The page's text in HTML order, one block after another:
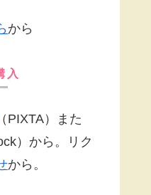
から
入
（PIXTA）また
）から。リク
から。